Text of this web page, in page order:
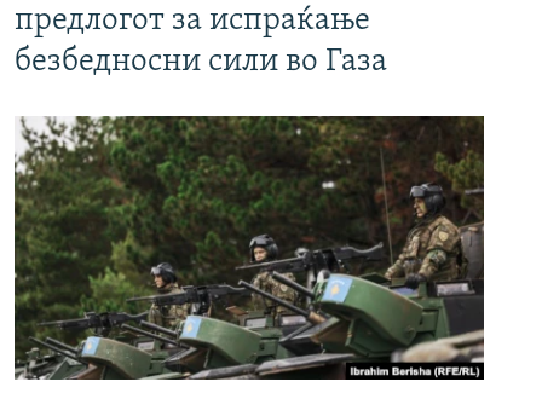
предлогот за испраќање
безбедносни сили во Газа